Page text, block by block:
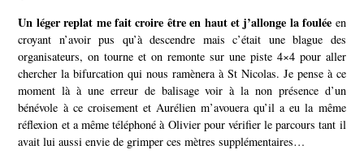
Un léger replat me fait croire être en haut et j’allonge la foulée en
croyant n’avoir pus qu’à descendre mais c’était une blague des
organisateurs, on tourne et on remonte sur une piste 4×4 pour aller
chercher la bifurcation qui nous ramènera à St Nicolas. Je pense à ce
moment là à une erreur de balisage voir à la non présence d’un
bénévole à ce croisement et Aurélien m’avouera qu’il a eu la même
réflexion et a même téléphoné à Olivier pour vérifier le parcours tant il
avait lui aussi envie de grimper ces mètres supplémentaires…